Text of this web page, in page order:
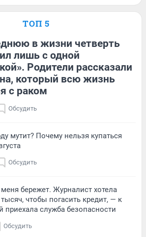
ТОП 5
в жизни четверть
лишь с одной
Родители рассказали
который всю жизнь
с раком
Обсудить
мутит? Почему нельзя купаться
Обсудить
бережет. Журналист хотела
чтобы погасить кредит, — к
приехала служба безопасности
Обсудить